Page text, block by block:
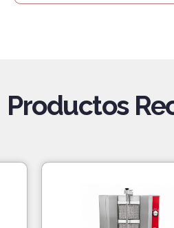
Productos